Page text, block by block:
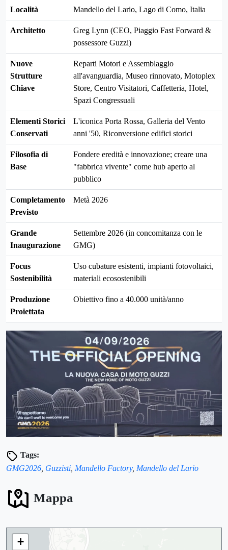
Località Mandello del Lario, Lago di Como, Italia
Architetto
Greg Lynn (CEO, Piaggio Fast Forward &
possessore Guzzi)
Nuove
Strutture
Chiave
Reparti Motori e Assemblaggio
all'avanguardia, Museo rinnovato, Motoplex
Store, Centro Visitatori, Caffetteria, Hotel,
Spazi Congressuali
Elementi Storici
Conservati
L'iconica Porta Rossa, Galleria del Vento
anni '50, Riconversione edifici storici
Filosofia di
Base
Fondere eredità e innovazione; creare una
"fabbrica vivente" come hub aperto al
pubblico
Completamento
Previsto
Metà 2026
Grande
Inaugurazione
Settembre 2026 (in concomitanza con le
GMG)
Focus
Sostenibilità
Uso cubature esistenti, impianti fotovoltaici,
materiali ecosostenibili
Produzione
Proiettata
Obiettivo fino a 40.000 unità/anno
Tags:
GMG2026 Guzzisti Mandello Factory, Mandello del Lario
Mappa
+